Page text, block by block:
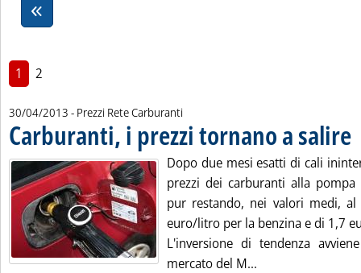
1 2
30/04/2013 - Prezzi Rete Carburanti
Carburanti, i prezzi tornano a salire
Dopo due mesi esatti di cali
prezzi dei carburanti alla
pur restando, nei valori medi,
euro/litro per la benzina e di 1,7
L'inversione di tendenza
mercato del M...